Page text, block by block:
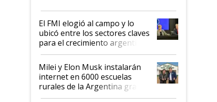
de Milei
El FMI elogió al campo y lo
ubicó entre los sectores claves
para el crecimiento argentino
Milei y Elon Musk instalarán
internet en 6000 escuelas
rurales de la Argentina gracias
a un acuerdo con Starlink